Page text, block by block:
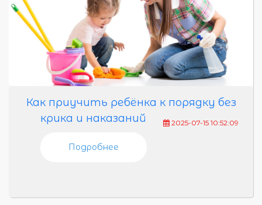
Как приучить ребёнка к порядку без
крика и наказаний
2025-07-15 10:52:09
Подробнее